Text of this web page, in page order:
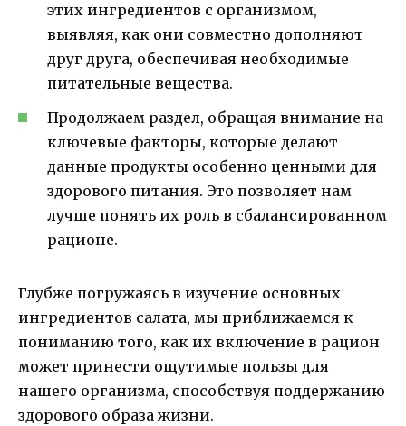
этих ингредиентов с организмом,
выявляя, как они совместно дополняют
друг друга, обеспечивая необходимые
питательные вещества.
Продолжаем раздел, обращая внимание на
ключевые факторы, которые делают
данные продукты особенно ценными для
здорового питания. Это позволяет нам
лучше понять их роль в сбалансированном
рационе.
Глубже погружаясь в изучение основных
ингредиентов салата, мы приближаемся к
пониманию того, как их включение в рацион
может принести ощутимые пользы для
нашего организма, способствуя поддержанию
здорового образа жизни.